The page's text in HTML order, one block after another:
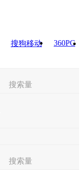
搜狗移动
360PC
搜索量
搜索量